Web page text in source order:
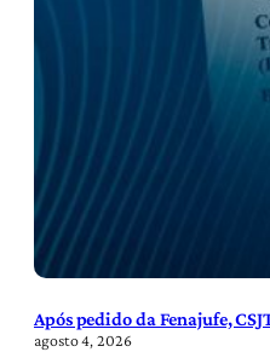
Após pedido da Fenajufe,
agosto 4, 2026